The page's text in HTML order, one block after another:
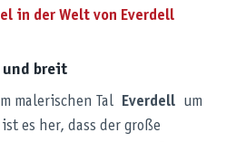
in der Welt von Everdell
und breit
malerischen Tal Everdell um
es her, dass der große